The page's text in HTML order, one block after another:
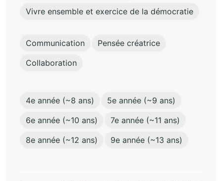
Vivre ensemble et exercice de la démocratie
Communication
Pensée créatrice
Collaboration
4e année (~8 ans)
5e année (~9 ans)
6e année (~10 ans)
7e année (~11 ans)
8e année (~12 ans)
9e année (~13 ans)